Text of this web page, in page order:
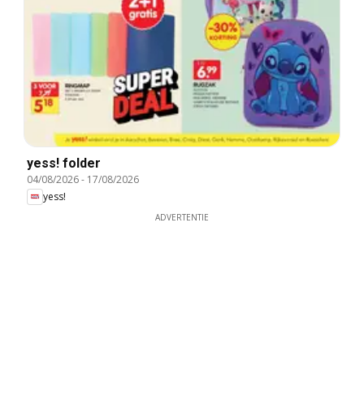
yess! folder
04/08/2026- 17/08/2026
yess!
ADVERTENTIE